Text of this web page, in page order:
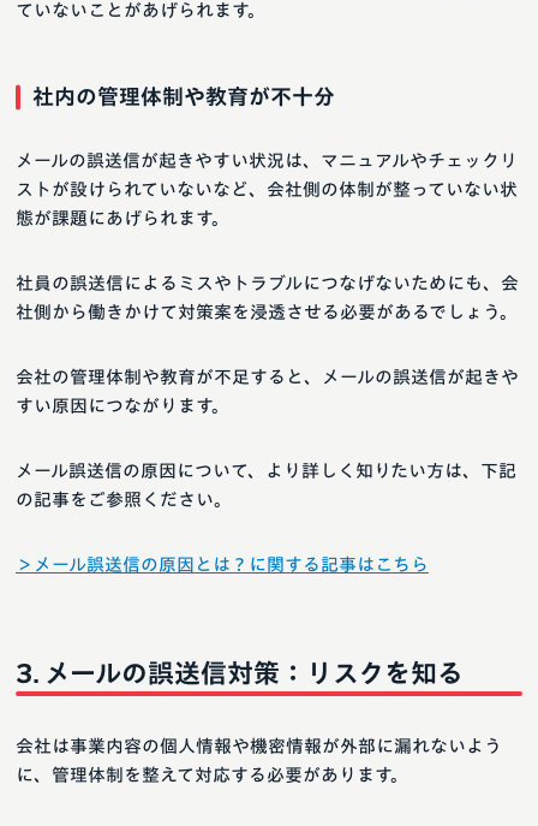
ていないことがあげられます。
社内の管理体制や教育が不十分
メールの誤送信が起きやすい状況は、マニュアルやチェックリ
ストが設けられていないなど、会社側の体制が整っていない状
態が課題にあげられます。
社員の誤送信によるミスやトラブルにつなげないためにも、会
社側から働きかけて対策案を浸透させる必要があるでしょう。
会社の管理体制や教育が不足すると、メールの誤送信が起きや
すい原因につながります。
メール誤送信の原因について、より詳しく知りたい方は、下記
の記事をご参照ください。
＞メール誤送信の原因とは？に関する記事はこちら
メールの誤送信対策：リスクを知る
会社は事業内容の個人情報や機密情報が外部に漏れないよう
に、管理体制を整えて対応する必要があります。